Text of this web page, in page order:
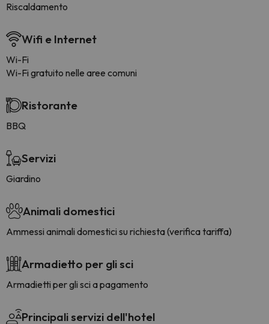
Riscaldamento
Wifi e Internet
Wi-Fi
Wi-Fi gratuito nelle aree comuni
Ristorante
BBQ
Servizi
Giardino
Animali domestici
Ammessi animali domestici su richiesta (verifica tariffa)
Armadietto per gli sci
Armadietti per gli sci a pagamento
Principali servizi dell'hotel